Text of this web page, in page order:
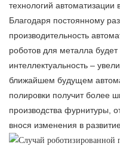
технологий
Благодаря постоянному
производительность
роботов для металла
интеллектуальность –
ближайшем будущем
полировки получит более
производства фурнитуры,
внося изменения в